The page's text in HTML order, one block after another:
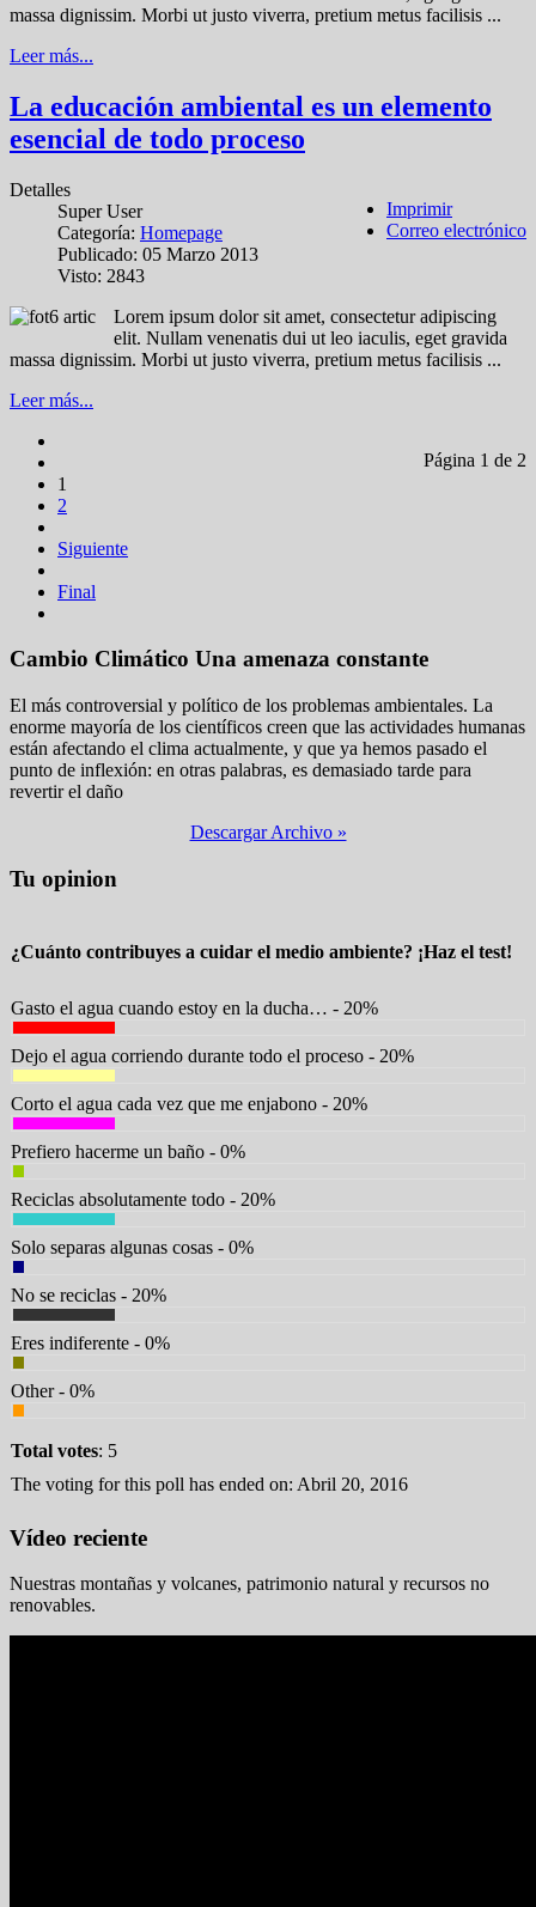
massa dignissim. Morbi ut justo viverra, pretium metus facilisis ...
Leer más...
La educación ambiental es un elemento
esencial de todo proceso
Imprimir
Correo electrónico
Detalles
Super User
Categoría: Homepage
Publicado: 05 Marzo 2013
Visto: 2843
Lorem ipsum dolor sit amet, consectetur adipiscing
elit. Nullam venenatis dui ut leo iaculis, eget gravida
massa dignissim. Morbi ut justo viverra, pretium metus facilisis ...
Leer más...
Página 1 de 2
1
2
Siguiente
Final
Cambio Climático Una amenaza constante
El más controversial y político de los problemas ambientales. La
enorme mayoría de los científicos creen que las actividades humanas
están afectando el clima actualmente, y que ya hemos pasado el
punto de inflexión: en otras palabras, es demasiado tarde para
revertir el daño
Descargar Archivo »
Tu opinion
¿Cuánto contribuyes a cuidar el medio ambiente? ¡Haz el test!
Gasto el agua cuando estoy en la ducha… - 20%
Dejo el agua corriendo durante todo el proceso - 20%
Corto el agua cada vez que me enjabono - 20%
Prefiero hacerme un baño - 0%
Reciclas absolutamente todo - 20%
Solo separas algunas cosas - 0%
No se reciclas - 20%
Eres indiferente - 0%
Other - 0%
Total votes: 5
The voting for this poll has ended on: Abril 20, 2016
Vídeo reciente
Nuestras montañas y volcanes, patrimonio natural y recursos no
renovables.